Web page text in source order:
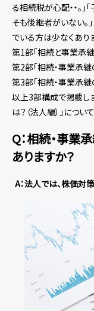
る相続税が心配・・。
そも後継者がいない。
でいる方は少なくあり
第1部「相続と事業承継
第2部「相続・事業承継
第3部「相続・事業承継
以上3部構成で掲載し
は？（法人編）」につい
Q：相続・事業
ありますか？
A：法人では、株価対